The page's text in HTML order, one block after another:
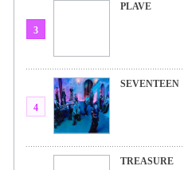
3
PLAVE
4
SEVENTEEN
TREASURE